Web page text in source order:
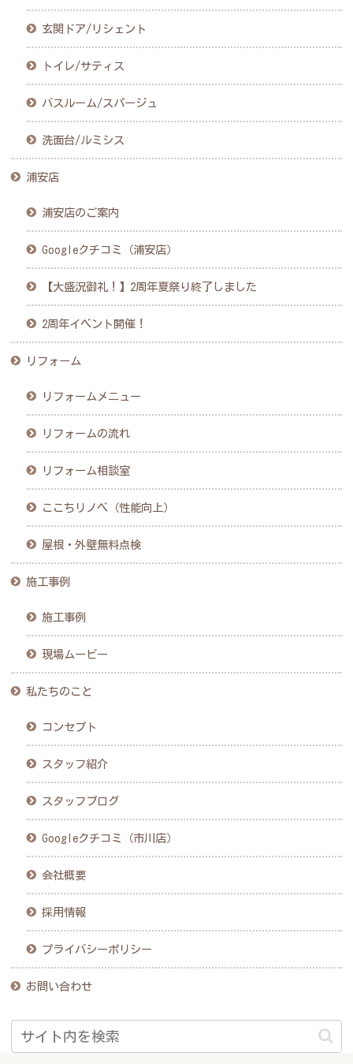
玄関ドア/リシェント
トイレ/サティス
バスルーム/スパージュ
洗面台/ルミシス
浦安店
浦安店のご案内
Googleクチコミ（浦安店）
【大盛況御礼！】2周年夏祭り終了しました
2周年イベント開催！
リフォーム
リフォームメニュー
リフォームの流れ
リフォーム相談室
ここちリノベ（性能向上）
屋根・外壁無料点検
施工事例
施工事例
現場ムービー
私たちのこと
コンセプト
スタッフ紹介
スタッフブログ
Googleクチコミ（市川店）
会社概要
採用情報
プライバシーポリシー
お問い合わせ